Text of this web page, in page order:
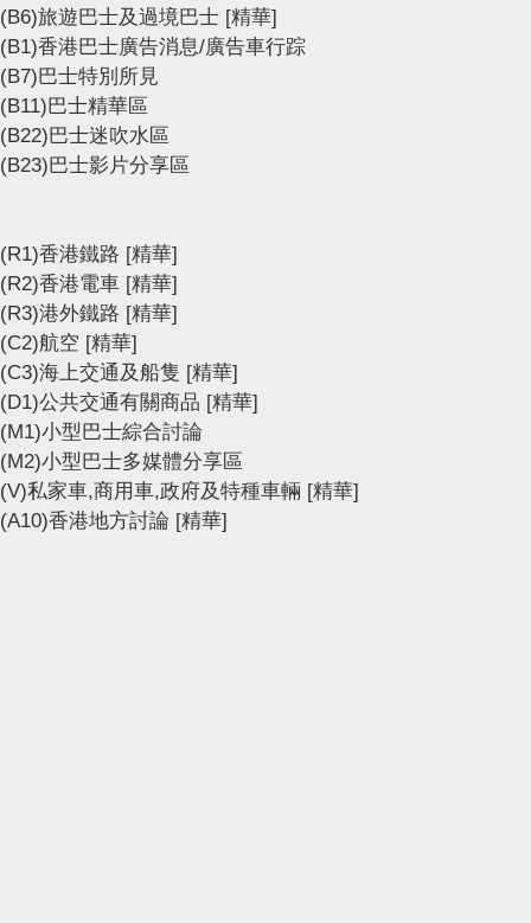
(B6)旅遊巴士及過境巴士 [精華]
(B1)香港巴士廣告消息/廣告車行踪
(B7)巴士特別所見
(B11)巴士精華區
(B22)巴士迷吹水區
(B23)巴士影片分享區
(R1)香港鐵路 [精華]
(R2)香港電車 [精華]
(R3)港外鐵路 [精華]
(C2)航空 [精華]
(C3)海上交通及船隻 [精華]
(D1)公共交通有關商品 [精華]
(M1)小型巴士綜合討論
(M2)小型巴士多媒體分享區
(V)私家車,商用車,政府及特種車輛 [精華]
(A10)香港地方討論 [精華]